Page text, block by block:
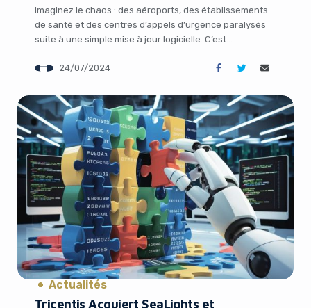
Imaginez le chaos : des aéroports, des établissements
de santé et des centres d’appels d’urgence paralysés
suite à une simple mise à jour logicielle. C’est
CrowdStrike vendredi dernier. Le géant de la
qui a pourtant semé la pagaille dans de larges pans […]
24/07/2024
Actualités
Tricentis Acquiert SeaLights et
It looks like you're
using an ad-blocker!
Yes, I will turn off Ad-Blocker